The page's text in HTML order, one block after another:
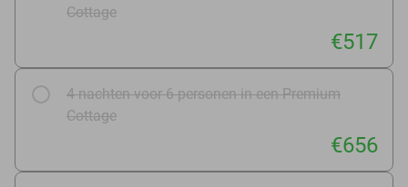
Cottage
€517
4 nachten voor 6 personen in een Premium
Cottage
€656